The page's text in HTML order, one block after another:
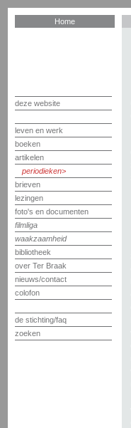
Home
deze website
leven en werk
boeken
artikelen
periodieken
brieven
lezingen
foto's en documenten
filmliga
waakzaamheid
bibliotheek
over Ter Braak
nieuws/contact
colofon
de stichting/faq
zoeken